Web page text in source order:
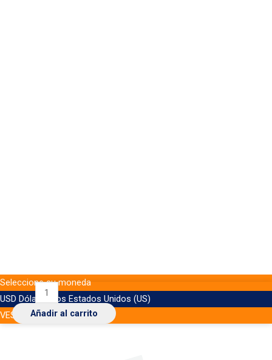
Seleccione su moneda
USD Dólar de los Estados Unidos (US)
VES
Bolívar venezolano
Diva
Protectores
Diarios
Añadir al carrito